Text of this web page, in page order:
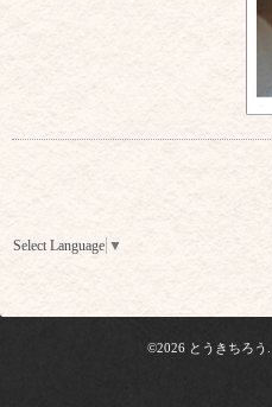
Select Language ▼
©2026 とうきちろう